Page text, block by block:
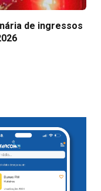
de ingressos